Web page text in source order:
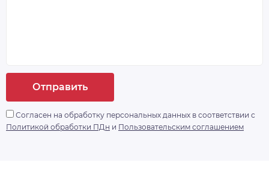
Отправить
Согласен на обработку персональных данных в соответствии с
Политикой обработки ПДн и Пользовательским соглашением